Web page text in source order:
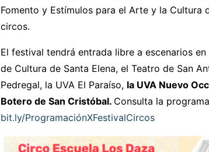
Fomento y Estímulos para el Arte y la Cultura
circos.
El festival tendrá entrada libre a escenarios
de Cultura de Santa Elena, el Teatro de San
Pedregal, la UVA El Paraíso, la UVA Nuevo
Botero de San Cristóbal. Consulta la
bit.ly/ProgramaciónXFestivalCircos